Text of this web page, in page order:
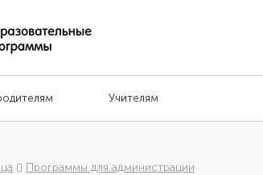
Учителям
Программы для администрации